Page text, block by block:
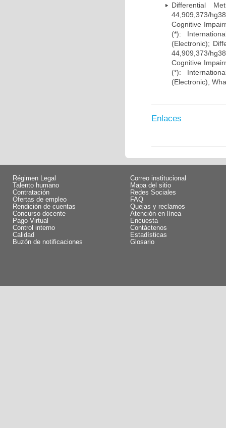
Differential
44,909,373/
Cognitive
(*):
(Electronic);
44,909,373/
Cognitive
(*):
(Electronic),
Enlaces
Régimen Legal
Talento humano
Contratación
Ofertas de empleo
Rendición de cuentas
Concurso docente
Pago Virtual
Control interno
Calidad
Buzón de notificaciones
Correo institucional
Mapa del sitio
Redes Sociales
FAQ
Quejas y reclamos
Atención en línea
Encuesta
Contáctenos
Estadísticas
Glosario